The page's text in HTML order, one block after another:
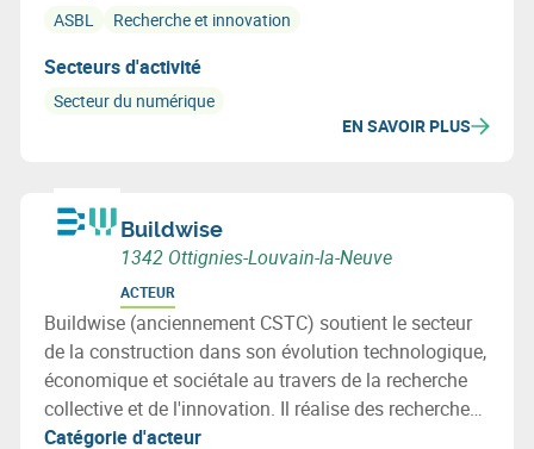
Transports, des Procédés, de l'Energie, des Bâtiments
ASBL Recherche et innovation
Secteurs d'activité
Secteur du numérique
EN SAVOIR PLUS
Buildwise
1342 Ottignies-Louvain-la-Neuve
ACTEUR
Buildwise (anciennement CSTC) soutient le secteur
de la construction dans son évolution technologique,
économique et sociétale au travers de la recherche
collective et de l'innovation. Il réalise des recherches
au profit de ses membres et leur fournit informations,
Catégorie d'acteur